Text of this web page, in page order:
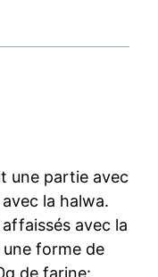
une partie avec
la halwa.
avec la
forme de